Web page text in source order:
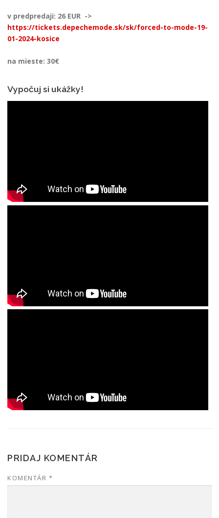
v predpredaji: 26 EUR ->
https://tickets.depechemode.sk/sk/forced-to-mode-19-
01-2024-kosice
na mieste: 30€
Vypočuj si ukážky!
PRIDAJ KOMENTÁR
KOMENTÁR *